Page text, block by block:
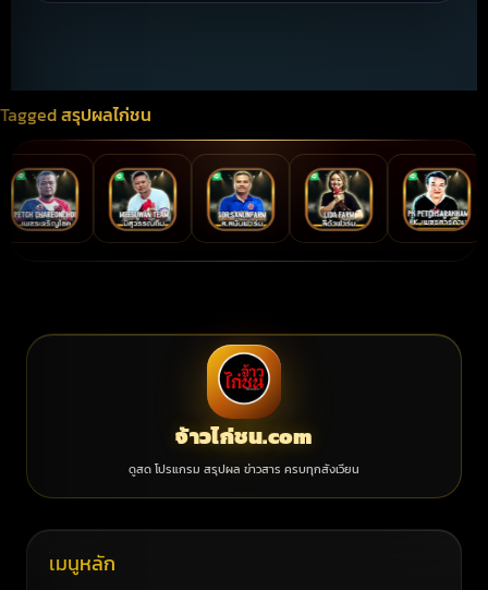
Taggedสรุปผลไก่ชน
จ้าวไก่ชน.com
ดูสด โปรแกรม สรุปผล ข่าวสาร ครบทุกสังเวียน
เมนูหลัก